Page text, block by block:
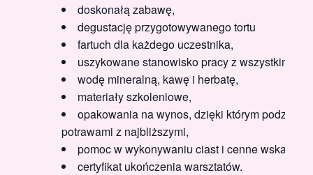
doskonałą zabawę,
degustację przygotowywanego tortu
fartuch dla każdego uczestnika,
uszykowane stanowisko pracy z wszystkimi
wodę mineralną, kawę i herbatę,
materiały szkoleniowe,
opakowania na wynos, dzięki którym
potrawami z najbliższymi,
pomoc w wykonywaniu ciast i cenne
certyfikat ukończenia warsztatów.